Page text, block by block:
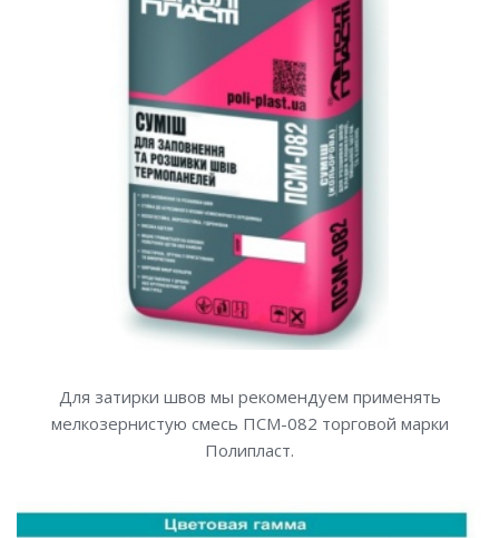
Для затирки швов мы рекомендуем применять
мелкозернистую смесь ПСМ-082 торговой марки
Полипласт.